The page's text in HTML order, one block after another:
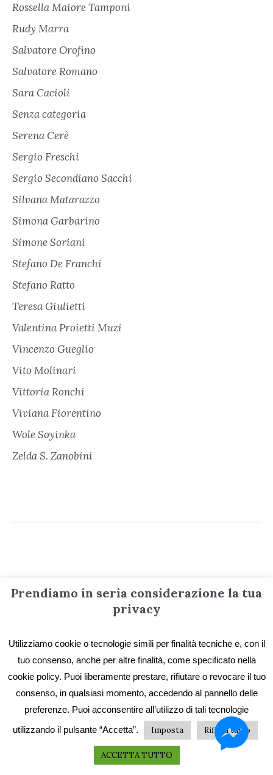
Rossella Maiore Tamponi
Rudy Marra
Salvatore Orofino
Salvatore Romano
Sara Cacioli
Senza categoria
Serena Cerè
Sergio Freschi
Sergio Secondiano Sacchi
Silvana Matarazzo
Simona Garbarino
Simone Soriani
Stefano De Franchi
Stefano Ratto
Teresa Giulietti
Valentina Proietti Muzi
Vincenzo Gueglio
Vito Molinari
Vittoria Ronchi
Viviana Fiorentino
Wole Soyinka
Zelda S. Zanobini
Informazioni
Privacy e Cookie
Codice etico
I primi vent’anni
Collane e catalogo storico
Prendiamo in seria considerazione la tua
privacy
Utilizziamo cookie o tecnologie simili per finalità tecniche e, con il
tuo consenso, anche per altre finalità, come specificato nella
cookie policy. Puoi liberamente prestare, rifiutare o revocare il tuo
consenso, in qualsiasi momento, accedendo al pannello delle
preferenze. Puoi acconsentire all’utilizzo di tali tecnologie
utilizzando il pulsante “Accetta”.
Imposta Rifiuta tutto
ACCETTA TUTTO